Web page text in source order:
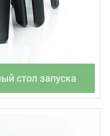
стол запуска